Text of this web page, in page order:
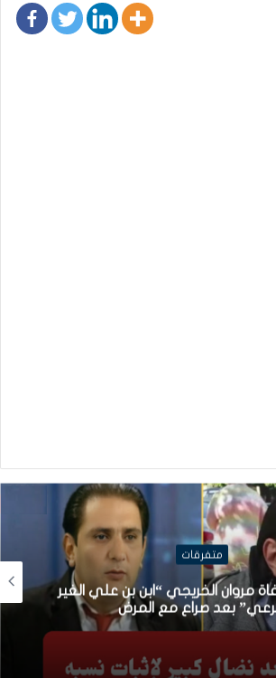
متفرقات
مروان الخريجي “ابن بن علي الغير
بعد صراع مع المرض